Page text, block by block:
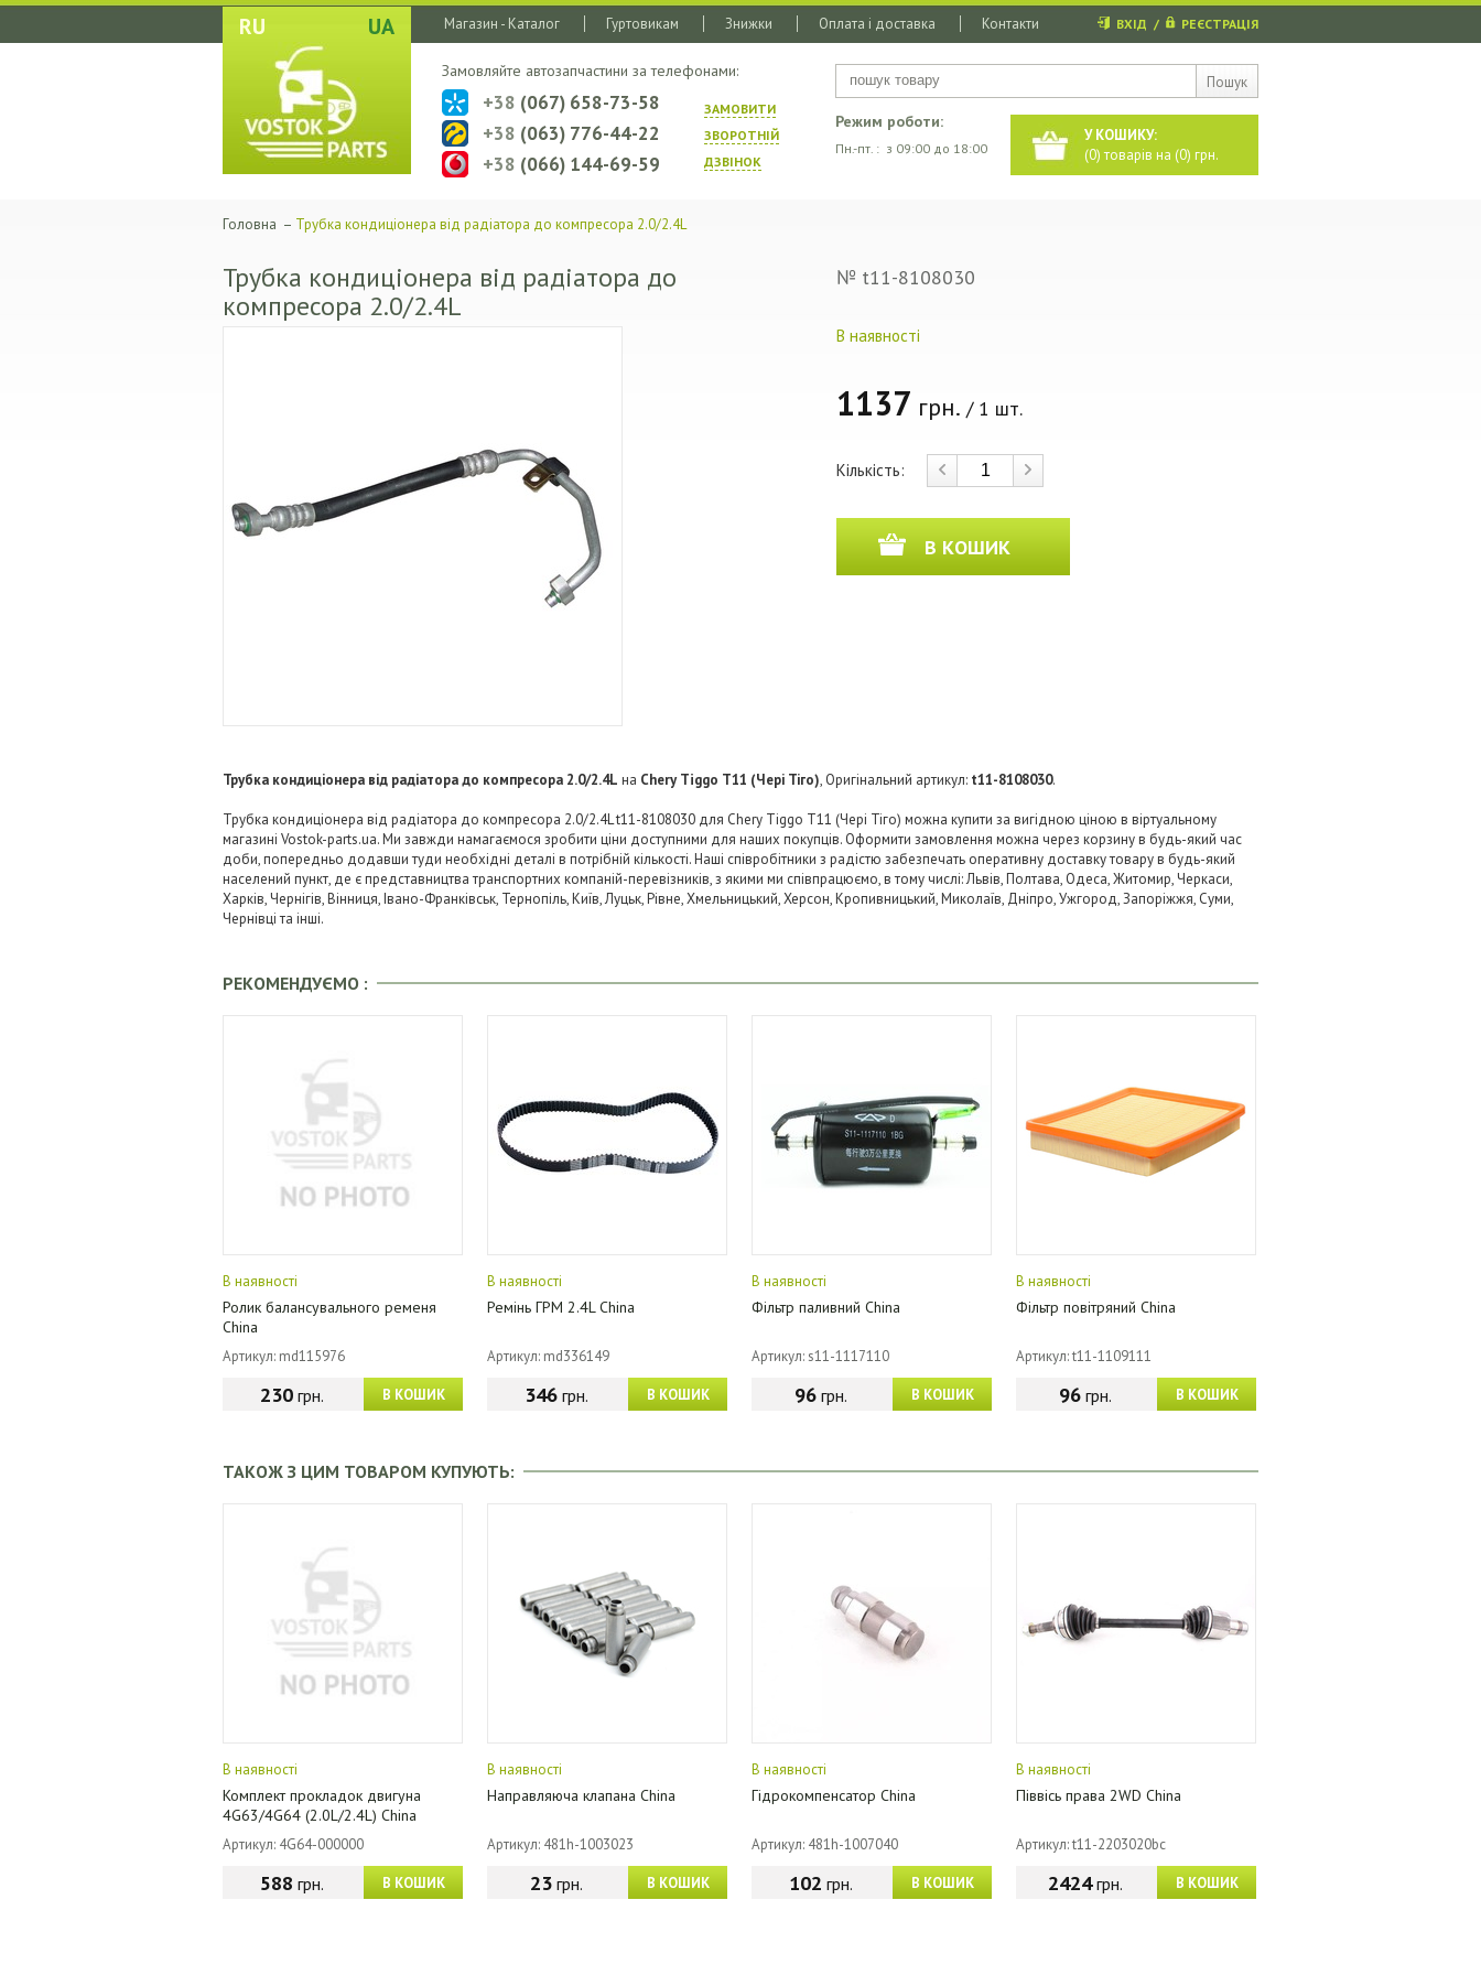
RU UA
Пошук
Магазин - Каталог Гуртовикам Знижки Оплата і доставка Контакти ВХІД / РЕЄСТРАЦІЯ
У КОШИКУ:
(0) товарів на (0) грн.
Режим роботи:
Пн.-пт. : з 09:00 до 18:00
Замовляйте автозапчастини за телефонами:
ЗАМОВИТИ
ЗВОРОТНIЙ
ДЗВIНОК
+38 (067) 658-73-58
+38 (063) 776-44-22
+38 (066) 144-69-59
Головна – Трубка кондиціонера від радіатора до компресора 2.0/2.4L
Трубка кондиціонера від радіатора до
компресора 2.0/2.4L
№ t11-8108030
В наявності
1137 грн. / 1 шт.
Кількість:
В КОШИК
Трубка кондиціонера від радіатора до компресора 2.0/2.4L на Chery Tiggo T11 (Чері Тіго), Оригінальний артикул: t11-8108030.
Трубка кондиціонера від радіатора до компресора 2.0/2.4L t11-8108030 для Chery Tiggo T11 (Чері Тіго) можна купити за вигідною ціною в віртуальному
магазині Vostok-parts.ua. Ми завжди намагаємося зробити ціни доступними для наших покупців. Оформити замовлення можна через корзину в будь-який час
доби, попередньо додавши туди необхідні деталі в потрібній кількості. Наші співробітники з радістю забезпечать оперативну доставку товару в будь-який
населений пункт, де є представництва транспортних компаній-перевізників, з якими ми співпрацюємо, в тому числі: Львів, Полтава, Одеса, Житомир, Черкаси,
Харків, Чернігів, Вінниця, Івано-Франківськ, Тернопіль, Київ, Луцьк, Рівне, Хмельницький, Херсон, Кропивницький, Миколаїв, Дніпро, Ужгород, Запоріжжя, Суми,
Чернівці та інші.
РЕКОМЕНДУЄМО :
В наявності
Ролик балансувального ременя
China
Артикул: md115976
В КОШИК
230грн.
В наявності
Ремінь ГРМ 2.4L China
Артикул: md336149
В КОШИК
346грн.
В наявності
Фільтр паливний China
Артикул: s11-1117110
В КОШИК
96грн.
В наявності
Фільтр повітряний China
Артикул: t11-1109111
В КОШИК
96грн.
ТАКОЖ З ЦИМ ТОВАРОМ КУПУЮТЬ:
В наявності
Комплект прокладок двигуна
4G63/4G64 (2.0L/2.4L) China
Артикул: 4G64-000000
В КОШИК
588 грн.
В наявності
Направляюча клапана China
Артикул: 481h-1003023
В КОШИК
23грн.
В наявності
Гідрокомпенсатор China
Артикул: 481h-1007040
В КОШИК
102 грн.
В наявності
Піввісь права 2WD China
Артикул: t11-2203020bc
В КОШИК
2424грн.